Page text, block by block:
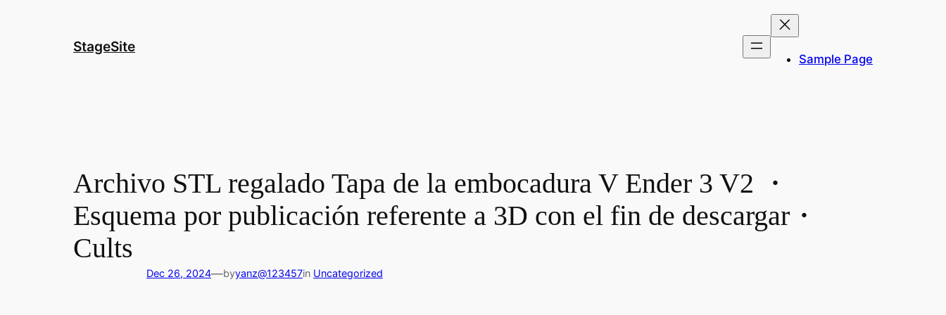
StageSite
Sample Page
Archivo STL regalado Tapa de la embocadura V Ender 3 V2 ・
Esquema por publicación referente a 3D con el fin de descargar・
Cults
Dec 26, 2024—byyanz@123457in Uncategorized